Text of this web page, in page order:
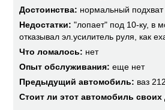
Достоинства: нормальный подхват
Недостатки: "лопает" под 10-ку, в
отказывал эл.усилитель руля, как
Что ломалось: нет
Опыт обслуживания: еще нет
Предыдущий автомобиль: ваз
Стоит ли этот автомобиль своих